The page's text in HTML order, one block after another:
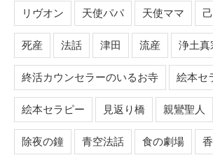
リヴオン 天使パパ 天使ママ
死産 法話 津田 流産 浄土真
終活カウンセラーのいるお寺 絵本セ
絵本セラピー 見返り橋 親鸞聖人
除夜の鐘 青空法話 食の劇場